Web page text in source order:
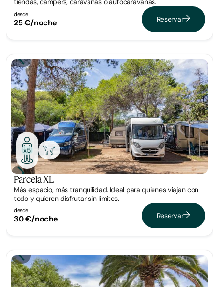
tiendas, campers, caravanas o autocaravanas.
desde
25 €/noche Reservar
Parcela
x5
Parcela XL
Más espacio, más tranquilidad. Ideal para quienes viajan con
todo y quieren disfrutar sin límites.
desde
30 €/noche Reservar
Parcela